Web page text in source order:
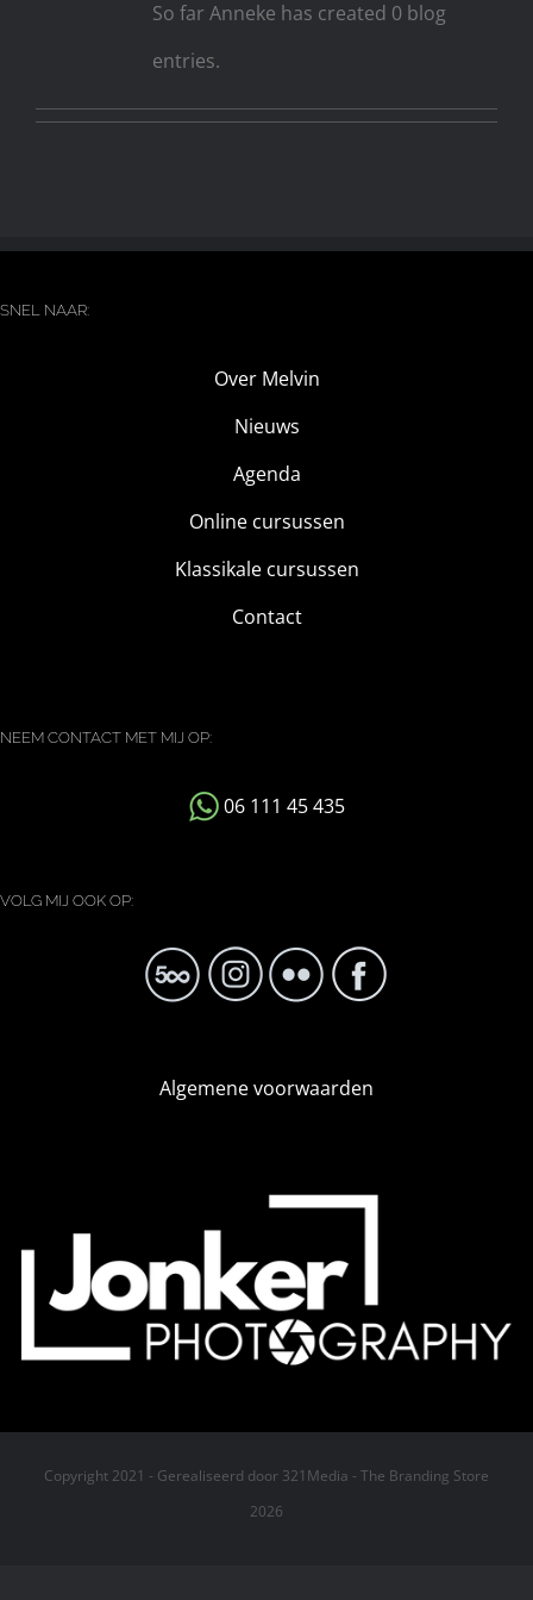
So far Anneke has created 0 blog
entries.
SNEL NAAR:
Over Melvin
Nieuws
Agenda
Online cursussen
Klassikale cursussen
Contact
NEEM CONTACT MET MIJ OP:
06 111 45 435
VOLG MIJ OOK OP:
Algemene voorwaarden
Copyright 2021 - Gerealiseerd door 321Media - The Branding Store
2026